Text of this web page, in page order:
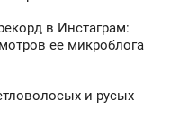
в Инстаграм:
ее микроблога
и русых